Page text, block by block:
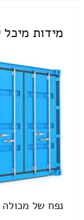
מידות
נפח של מכולה